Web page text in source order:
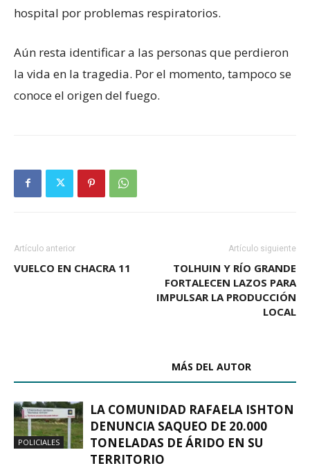
hospital por problemas respiratorios.
Aún resta identificar a las personas que perdieron
la vida en la tragedia. Por el momento, tampoco se
conoce el origen del fuego.
Artículo anterior
VUELCO EN CHACRA 11
Artículo siguiente
TOLHUIN Y RÍO GRANDE
FORTALECEN LAZOS PARA
IMPULSAR LA PRODUCCIÓN
LOCAL
MÁS DEL AUTOR
POLICIALES
LA COMUNIDAD RAFAELA ISHTON
DENUNCIA SAQUEO DE 20.000
TONELADAS DE ÁRIDO EN SU
TERRITORIO